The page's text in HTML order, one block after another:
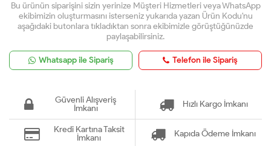
Bu ürünün siparişini sizin yerinize Müşteri Hizmetleri veya WhatsApp
ekibimizin oluşturmasını isterseniz yukarıda yazan Ürün Kodu'nu
aşağıdaki butonlara tıkladıktan sonra ekibimizle görüştüğünüzde
paylaşabilirsiniz.
Whatsapp ile Sipariş Telefon ile Sipariş
Güvenli Alışveriş
İmkanı
Hızlı Kargo İmkanı
Kredi Kartına Taksit
İmkanı
Kapıda Ödeme İmkanı